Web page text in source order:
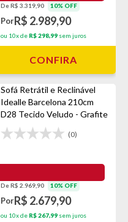
De R$ 3.319,90 10% OFF
PorR$ 2.989,90
ou 10x de R$ 298,99 sem juros
CONFIRA
Sofá Retrátil e Reclinável
Idealle Barcelona 210cm
D28 Tecido Veludo - Grafite
(0)
De R$ 2.969,90 10% OFF
PorR$ 2.679,90
ou 10x de R$ 267,99 sem juros